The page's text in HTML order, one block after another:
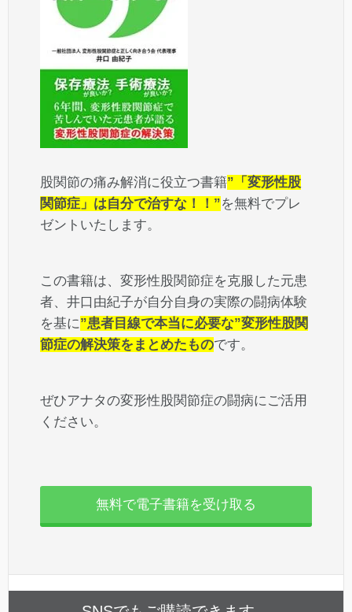
股関節の痛み解消に役立つ書籍”「変形性股
関節症」は自分で治すな！！”を無料でプレ
ゼントいたします。
この書籍は、変形性股関節症を克服した元患
者、井口由紀子が自分自身の実際の闘病体験
を基に”患者目線で本当に必要な”変形性股関
節症の解決策をまとめたものです。
ぜひアナタの変形性股関節症の闘病にご活用
ください。
無料で電子書籍を受け取る